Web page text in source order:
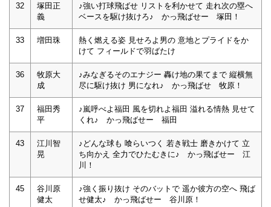
32
塚田正
義
♪強い打球飛ばせ リストを利かせて 走れ次の塁へ
ベースを駆け抜けろ♪ かっ飛ばせー 塚田！
33 増田珠
熱く燃える姿 見せろよ男の 意地とプライドをか
けて フィールドで羽ばたけ
36
牧原大
成
♪みなぎるそのエナジー 轟け地の果てまで 縦横無
尽に駆け抜け 男になれ♪ かっ飛ばせ 牧原！
37
福田秀
平
♪嵐呼べよ福田 風を切れよ福田 溢れる情熱 見せて
くれ♪ かっ飛ばせー 福田
43
江川智
晃
♪どんな球も 喰らいつく 若き戦士 磨きかけて 立
ち向かえ 全力でひたむきに♪ かっ飛ばせー 江
川！
45
谷川原
健太
♪強く振り抜け そのバットで 遥か彼方の空へ 飛ば
せ健太♪ かっ飛ばせー 谷川原！